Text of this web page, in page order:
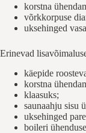
korstna
võrkkorpuse
uksehinged
Erinevad
käepide
korstna
klaasuks;
saunaahju sisu
uksehinged
boileri